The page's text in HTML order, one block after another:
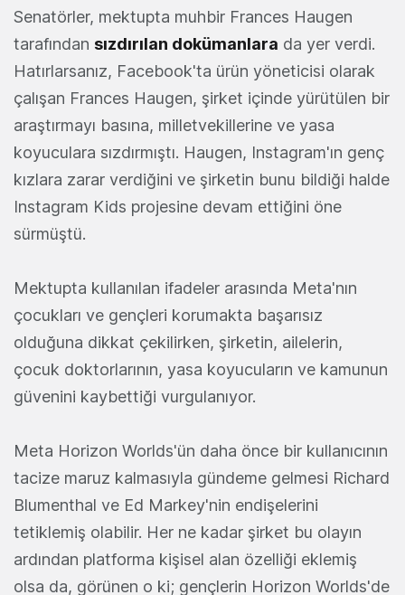
Senatörler, mektupta muhbir Frances Haugen
tarafından sızdırılan dokümanlara da yer verdi.
Hatırlarsanız, Facebook'ta ürün yöneticisi olarak
çalışan Frances Haugen, şirket içinde yürütülen bir
araştırmayı basına, milletvekillerine ve yasa
koyuculara sızdırmıştı. Haugen, Instagram'ın genç
kızlara zarar verdiğini ve şirketin bunu bildiği halde
Instagram Kids projesine devam ettiğini öne
sürmüştü.
Mektupta kullanılan ifadeler arasında Meta'nın
çocukları ve gençleri korumakta başarısız
olduğuna dikkat çekilirken, şirketin, ailelerin,
çocuk doktorlarının, yasa koyucuların ve kamunun
güvenini kaybettiği vurgulanıyor.
Meta Horizon Worlds'ün daha önce bir kullanıcının
tacize maruz kalmasıyla gündeme gelmesi Richard
Blumenthal ve Ed Markey'nin endişelerini
tetiklemiş olabilir. Her ne kadar şirket bu olayın
ardından platforma kişisel alan özelliği eklemiş
olsa da, görünen o ki; gençlerin Horizon Worlds'de